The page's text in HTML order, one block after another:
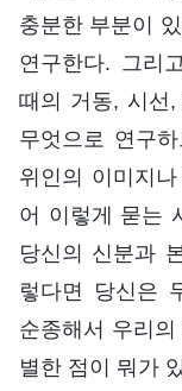
충분한 부분이
연구한다. 그리
때의 거동, 시선
무엇으로 연구
위인의 이미지
어 이렇게 묻는
당신의 신분과
렇다면 당신은
순종해서 우리
별한 점이 뭐가